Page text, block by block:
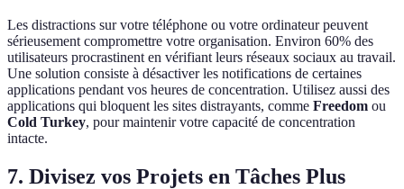
Les distractions sur votre téléphone ou votre ordinateur peuvent
sérieusement compromettre votre organisation. Environ 60% des
utilisateurs procrastinent en vérifiant leurs réseaux sociaux au travail.
Une solution consiste à désactiver les notifications de certaines
applications pendant vos heures de concentration. Utilisez aussi des
applications qui bloquent les sites distrayants, comme Freedom ou
Cold Turkey, pour maintenir votre capacité de concentration
intacte.
7. Divisez vos Projets en Tâches Plus